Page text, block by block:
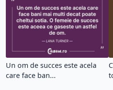
Un om de succes este acela
care face ban...